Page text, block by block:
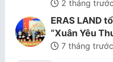
2 tháng trước
ERAS LAND
“Xuân Yêu
7 tháng trước